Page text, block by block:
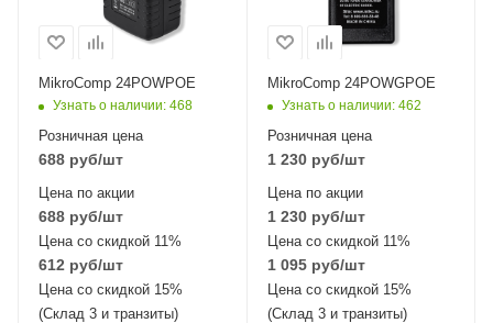
AC 100-240В 50Гц /
DC 24 В 0.75 A
MikroComp 24POWPOE
Узнать о наличии: 468
Розничная цена
688 руб/шт
Цена по акции
688 руб/шт
Цена со скидкой 11%
612 руб/шт
Цена со скидкой 15%
(Склад 3 и транзиты)
AC 100-240В 50Гц /
DC 24 В 1A
MikroComp 24POWGPOE
Узнать о наличии: 462
Розничная цена
1 230руб/шт
Цена по акции
1 230руб/шт
Цена со скидкой 11%
1 095руб/шт
Цена со скидкой 15%
(Склад 3 и транзиты)